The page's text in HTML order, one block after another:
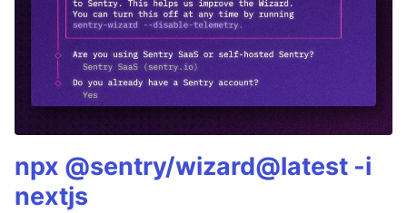
npx @sentry/wizard@latest -i
nextjs